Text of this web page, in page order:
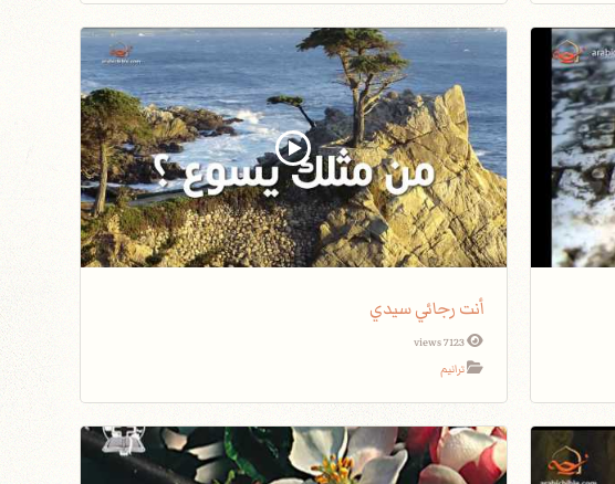
أنت رجائي سيدي
7123 views
ترانيم